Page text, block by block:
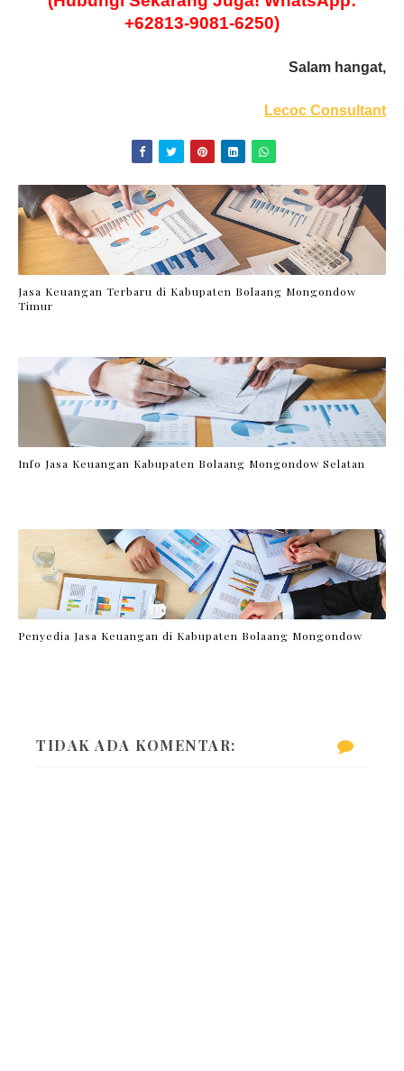
+62813-9081-6250)
Salam hangat,
Lecoc Consultant
Jasa Keuangan Terbaru di Kabupaten Bolaang Mongondow
Timur
Info Jasa Keuangan Kabupaten Bolaang Mongondow Selatan
Penyedia Jasa Keuangan di Kabupaten Bolaang Mongondow
TIDAK ADA KOMENTAR: